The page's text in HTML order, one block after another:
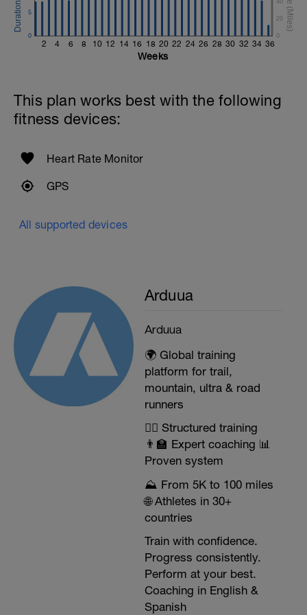
2 4 6 8 10 12 14 16 18 20 22 24 26 28 30 32 34 36
0
5
0
20
Weeks
This plan works best with the following
fitness devices:
Heart Rate Monitor
GPS
All supported devices
Arduua
Arduua
🌍 Global training
platform for trail,
mountain, ultra & road
runners
🏃‍♂️ Structured training
👨‍🏫 Expert coaching 📊
Proven system
⛰️ From 5K to 100 miles
🌐 Athletes in 30+
countries
Train with confidence.
Progress consistently.
Perform at your best.
Coaching in English &
Spanish